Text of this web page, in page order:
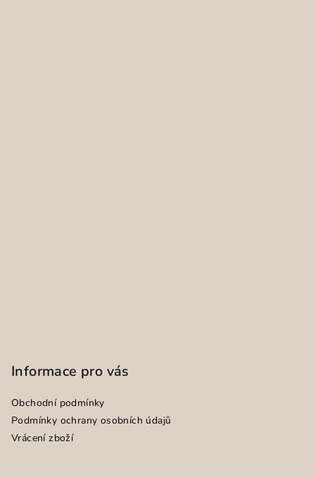
Informace pro vás
Obchodní podmínky
Podmínky ochrany osobních údajů
Vrácení zboží